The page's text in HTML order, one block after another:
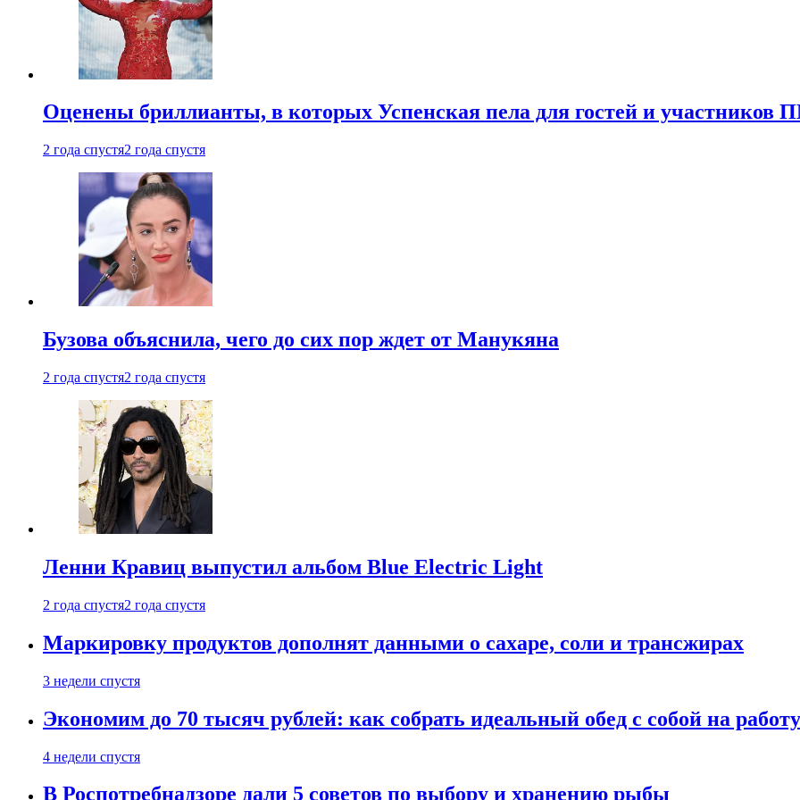
Оценены бриллианты, в которых Успенская пела для гостей и
2 года спустя2 года спустя
Бузова объяснила, чего до сих пор ждет от Манукяна
2 года спустя2 года спустя
Ленни Кравиц выпустил альбом Blue Electric Light
2 года спустя2 года спустя
Маркировку продуктов дополнят данными о сахаре, соли и трансжирах
3 недели спустя
Экономим до 70 тысяч рублей: как собрать идеальный обед с собой на работу
4 недели спустя
В Роспотребнадзоре дали 5 советов по выбору и хранению рыбы